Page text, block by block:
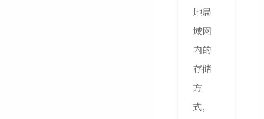
地局
域网
内的
存储
方
式，